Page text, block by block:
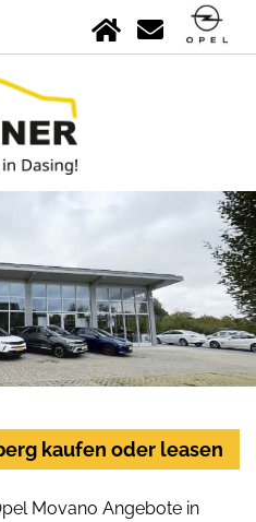
kaufen oder leasen
Movano Angebote in